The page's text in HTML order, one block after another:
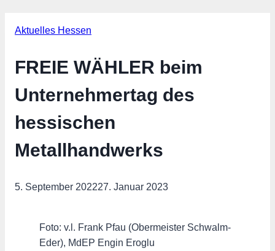
Aktuelles Hessen
FREIE WÄHLER beim
Unternehmertag des
hessischen
Metallhandwerks
5. September 202227. Januar 2023
Foto: v.l. Frank Pfau (Obermeister Schwalm-
Eder), MdEP Engin Eroglu